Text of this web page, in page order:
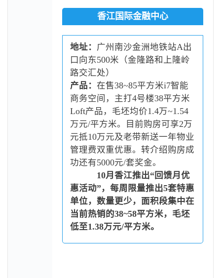
香江国际金融中心
地址： 广州南沙金洲地铁站A出
口向东500米（金隆路和上隆岭
路交汇处）
产品： 在售38~85平方米i7智能
商务空间，主打4号楼38平方米
Loft产品，毛坯均价1.4万~1.54
万元/平方米。
目前购房可享2万
元抵10万元及老带新送一年物业
管理费双重优惠。转介绍购房成
功还有5000元/套奖金。
10月香江推出“回馈月优
惠活动”，每周限量推出5套特惠
单位，数量更少，面积段集中在
当前热销的38~58平方米，毛坯
低至1.38万元/平方米。